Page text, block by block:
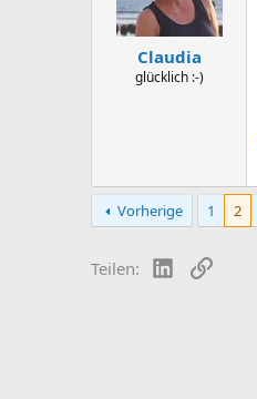
Claudia
glücklich :-)
Vorherige 1 2
Teilen: LinkedIn
Link